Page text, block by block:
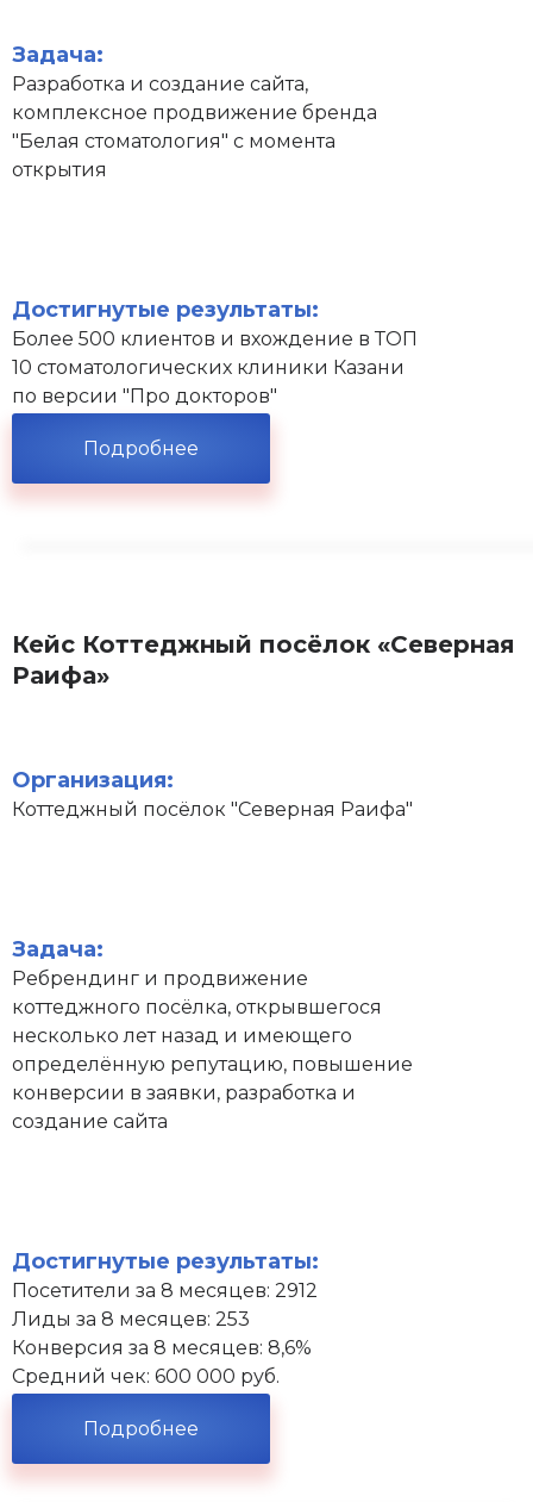
Задача:
Разработка и создание сайта,
комплексное продвижение бренда
"Белая стоматология" с момента
открытия
Достигнутые результаты:
Более 500 клиентов и вхождение в ТОП
10 стоматологических клиники Казани
по версии "Про докторов"
Подробнее
Кейс Коттеджный посёлок «Северная
Раифа»
Организация:
Коттеджный посёлок "Северная Раифа"
Задача:
Ребрендинг и продвижение
коттеджного посёлка, открывшегося
несколько лет назад и имеющего
определённую репутацию, повышение
конверсии в заявки, разработка и
создание сайта
Достигнутые результаты:
Посетители за 8 месяцев: 2912
Лиды за 8 месяцев: 253
Конверсия за 8 месяцев: 8,6%
Средний чек: 600 000 руб.
Подробнее